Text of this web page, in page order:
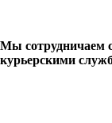
Мы сотрудничаем
курьерскими